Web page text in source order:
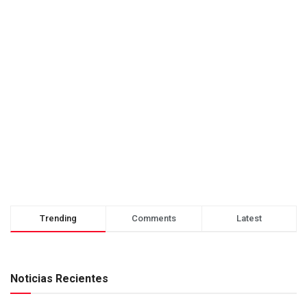
Trending Comments Latest
Noticias Recientes